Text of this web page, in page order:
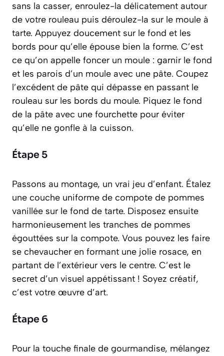
sans la casser, enroulez-la délicatement autour
de votre rouleau puis déroulez-la sur le moule à
tarte. Appuyez doucement sur le fond et les
bords pour qu’elle épouse bien la forme. C’est
ce qu’on appelle foncer un moule : garnir le fond
et les parois d’un moule avec une pâte. Coupez
l’excédent de pâte qui dépasse en passant le
rouleau sur les bords du moule. Piquez le fond
de la pâte avec une fourchette pour éviter
qu’elle ne gonfle à la cuisson.
Étape 5
Passons au montage, un vrai jeu d’enfant. Étalez
une couche uniforme de compote de pommes
vanillée sur le fond de tarte. Disposez ensuite
harmonieusement les tranches de pommes
égouttées sur la compote. Vous pouvez les faire
se chevaucher en formant une jolie rosace, en
partant de l’extérieur vers le centre. C’est le
secret d’un visuel appétissant ! Soyez créatif,
c’est votre œuvre d’art.
Étape 6
Pour la touche finale de gourmandise, mélangez